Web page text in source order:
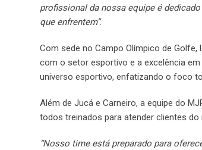
profissional da nossa equipe é
que enfrentem”.
Com sede no Campo Olímpico de
com o setor esportivo e a excelência
universo esportivo, enfatizando o foco
Além de Jucá e Carneiro, a equipe do
todos treinados para atender clientes
“Nosso time está preparado para